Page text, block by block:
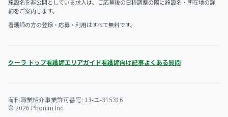
施設名を非公開としている求人は、ご応募後の日程調整の際に施設名・所在地の詳
細をご案内します。
看護師の方の登録・応募・利用はすべて無料です。
クーラ トップ看護師エリアガイド看護師向け記事よくある質問
有料職業紹介事業許可番号: 13-ユ-315316
© 2026 Phonim Inc.